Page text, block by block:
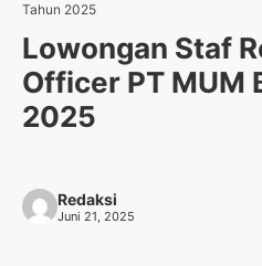
Tahun 2025
Lowongan Staf
Officer PT MUM
2025
Redaksi
Juni 21, 2025